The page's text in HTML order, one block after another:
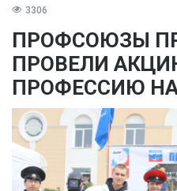
3306
ПРОФСОЮЗЫ
ПРОВЕЛИ
ПРОФЕССИЮ НА